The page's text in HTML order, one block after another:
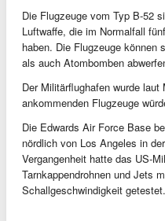
Die Flugzeuge vom Typ B-52
Luftwaffe, die im Normalfall
haben. Die Flugzeuge können
als auch Atombomben
Der Militärflughafen wurde
ankommenden Flugzeuge
Die Edwards Air Force Base
nördlich von Los Angeles in
Vergangenheit hatte das US-
Tarnkappendrohnen und Jets
Schallgeschwindigkeit getestet.